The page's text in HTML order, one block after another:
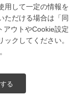
営されております。
Limited.
用して一定の情報を
ただける場合は「同
アウトやCookie設定
クしてください。
る